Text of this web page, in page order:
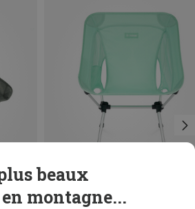
beaux
montagne...